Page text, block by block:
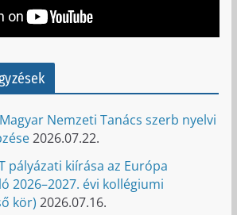
Nemzeti Tanács szerb nyelvi
2026.07.22.
pályázati kiírása az Európa
2026–2027. évi kollégiumi
kör) 2026.07.16.